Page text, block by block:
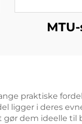
praktiske
ligger i deres
dem ideelle til